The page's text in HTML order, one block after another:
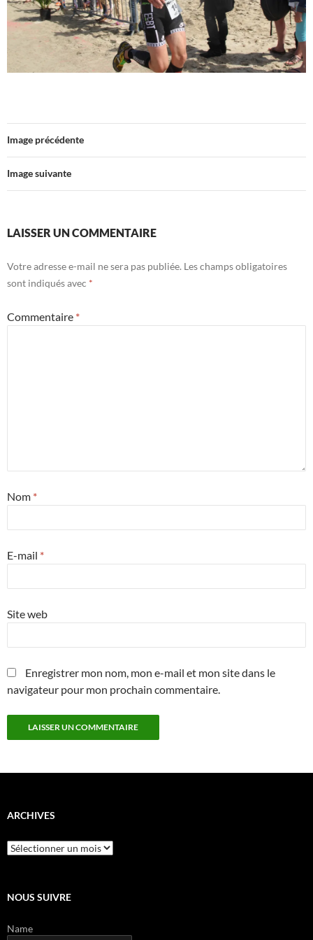
Image précédente
Image suivante
LAISSER UN COMMENTAIRE
Votre adresse e-mail ne sera pas publiée. Les champs obligatoires
sont indiqués avec *
Commentaire *
Nom *
E-mail *
Site web
Enregistrer mon nom, mon e-mail et mon site dans le
navigateur pour mon prochain commentaire.
ARCHIVES
Archives
NOUS SUIVRE
Name